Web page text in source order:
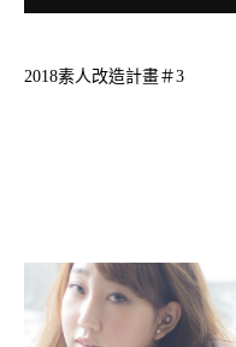
2018素人改造計畫＃3